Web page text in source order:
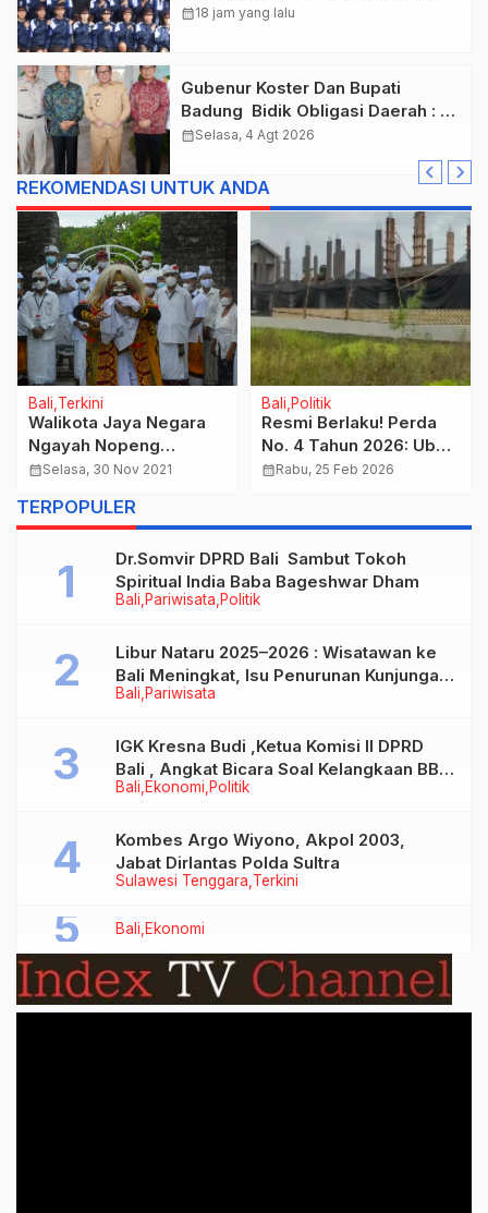
Menuju Jambore Nasional XII
calendar_month18 jam yang lalu
Gubenur Koster Dan Bupati
Badung Bidik Obligasi Daerah :
Gaspol Bangun Infrastruktur
calendar_monthSelasa, 4 Agt 2026
REKOMENDASI UNTUK ANDA
Bali Terkini
Walikota Jaya Negara
Ngayah Nopeng
Serangkaian Puncak
di Pura Luhur Uluwatu
calendar_monthSelasa, 30 Nov 2021
Bali Politik
Resmi Berlaku! Perda
No. 4 Tahun 2026: Ubah
Sawah Jadi Vila di Bali
calendar_monthRabu, 25 Feb 2026
TERPOPULER
Bali Pariwisata Politik
Dr.Somvir DPRD Bali Sambut Tokoh
Spiritual India Baba Bageshwar Dham
Bali Pariwisata
Libur Nataru 2025–2026 : Wisatawan ke
Bali Meningkat, Isu Penurunan Kunjungan
Tidak Benar
Bali Ekonomi Politik
IGK Kresna Budi ,Ketua Komisi II DPRD
Bali , Angkat Bicara Soal Kelangkaan BBM
Bersubsidi Jenis Solar
Sulawesi Tenggara Terkini
Kombes Argo Wiyono, Akpol 2003,
Jabat Dirlantas Polda Sultra
Bali Ekonomi